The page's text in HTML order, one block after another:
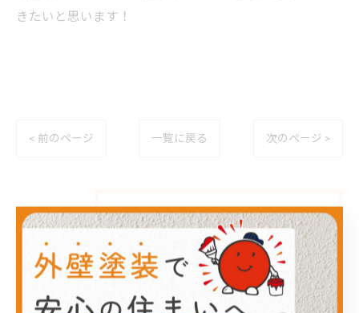
きたいと思います！
< 前のページ 一覧に戻る 次のページ >
カテゴリー Categories
全てのカテゴリー
リフォーム